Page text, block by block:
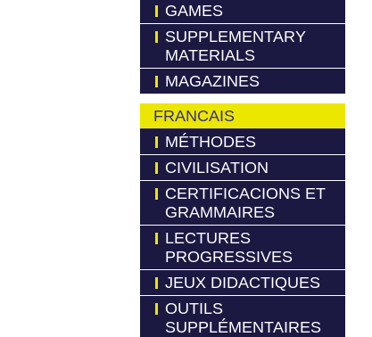
GAMES
SUPPLEMENTARY
MATERIALS
MAGAZINES
FRANCAIS
MÉTHODES
CIVILISATION
CERTIFICACIONS ET
GRAMMAIRES
LECTURES
PROGRESSIVES
JEUX DIDACTIQUES
OUTILS
SUPPLÉMENTAIRES